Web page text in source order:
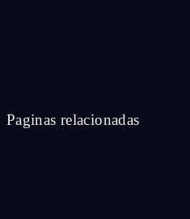
Paginas relacionadas